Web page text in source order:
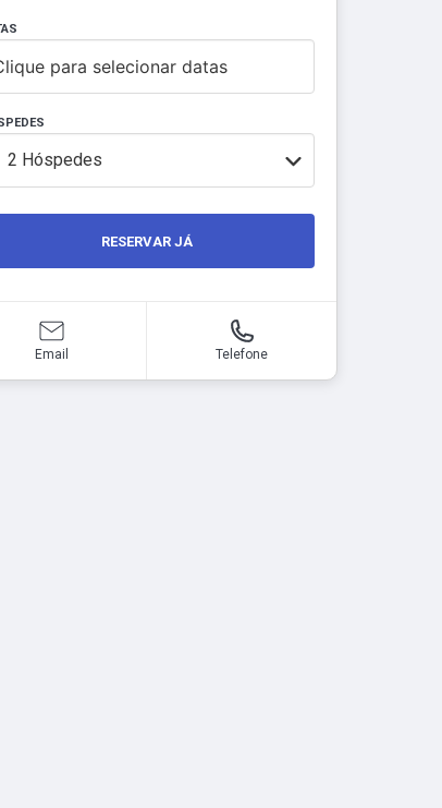
para selecionar datas
2 Hóspedes
RESERVAR JÁ
Email Telefone